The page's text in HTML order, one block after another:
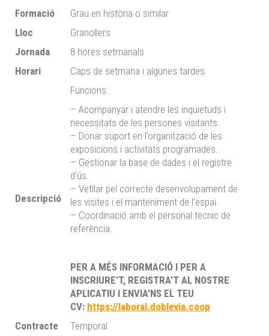
Formació
Grau en història o similar
Lloc
Granollers
Jornada
8 hores setmanals
Horari
Caps de setmana i algunes tardes
Descripció
Funcions:
– Acompanyar i atendre les inquietuds i
necessitats de les persones visitants.
– Donar suport en l’organització de les
exposicions i activitats programades.
– Gestionar la base de dades i el registre
d’ús.
– Vetllar pel correcte desenvolupament de
les visites i el manteniment de l’espai.
– Coordinació amb el personal tècnic de
referència.
PER A MÉS INFORMACIÓ I PER A
INSCRIURE’T, REGISTRA’T AL NOSTRE
APLICATIU I ENVIA’NS EL TEU
CV: https://laboral.doblevia.coop
Contracte
Temporal